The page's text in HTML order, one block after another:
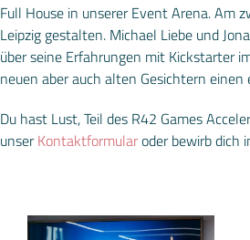
Full House in unserer Event Arena. Am
Leipzig gestalten. Michael Liebe und
über seine Erfahrungen mit Kickstarter
neuen aber auch alten Gesichtern
Du hast Lust, Teil des R42 Games
unserKontaktformularoder bewirb dich